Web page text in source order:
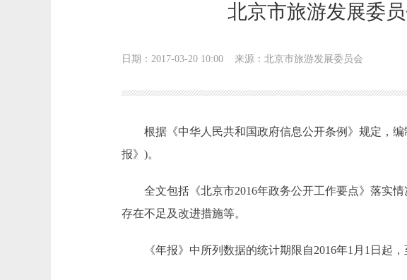
北京市旅游发展委
日期：2017-03-20 10:00 来源：北京市旅游发展委员会
根据《中华人民共和国政府信息公开条例》规定，编
报》)。
全文包括《北京市2016年政务公开工作要点》落实情
存在不足及改进措施等。
《年报》中所列数据的统计期限自2016年1月1日起，